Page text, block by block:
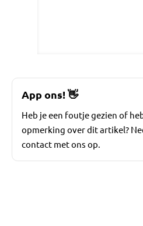
App ons! 👋
Heb je een foutje gezien of
opmerking over dit artikel?
contact met ons op.